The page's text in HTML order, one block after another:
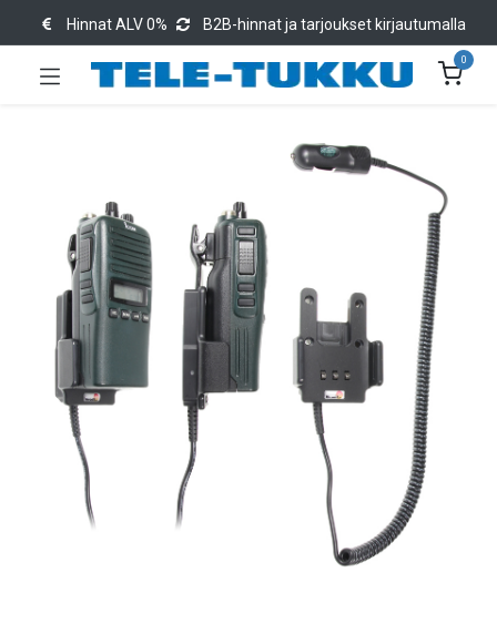
Hinnat ALV 0% B2B-hinnat ja tarjoukset kirjautumalla
0